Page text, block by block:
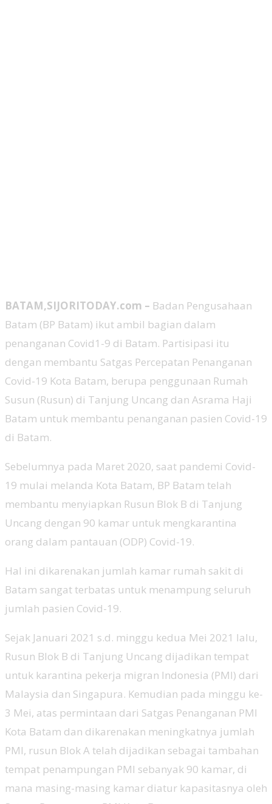
BATAM,SIJORITODAY.com – Badan Pengusahaan
Batam (BP Batam) ikut ambil bagian dalam
penanganan Covid1-9 di Batam. Partisipasi itu
dengan membantu Satgas Percepatan Penanganan
Covid-19 Kota Batam, berupa penggunaan Rumah
Susun (Rusun) di Tanjung Uncang dan Asrama Haji
Batam untuk membantu penanganan pasien Covid-19
di Batam.
Sebelumnya pada Maret 2020, saat pandemi Covid-
19 mulai melanda Kota Batam, BP Batam telah
membantu menyiapkan Rusun Blok B di Tanjung
Uncang dengan 90 kamar untuk mengkarantina
orang dalam pantauan (ODP) Covid-19.
Hal ini dikarenakan jumlah kamar rumah sakit di
Batam sangat terbatas untuk menampung seluruh
jumlah pasien Covid-19.
Sejak Januari 2021 s.d. minggu kedua Mei 2021 lalu,
Rusun Blok B di Tanjung Uncang dijadikan tempat
untuk karantina pekerja migran Indonesia (PMI) dari
Malaysia dan Singapura. Kemudian pada minggu ke-
3 Mei, atas permintaan dari Satgas Penanganan PMI
Kota Batam dan dikarenakan meningkatnya jumlah
PMI, rusun Blok A telah dijadikan sebagai tambahan
tempat penampungan PMI sebanyak 90 kamar, di
mana masing-masing kamar diatur kapasitasnya oleh